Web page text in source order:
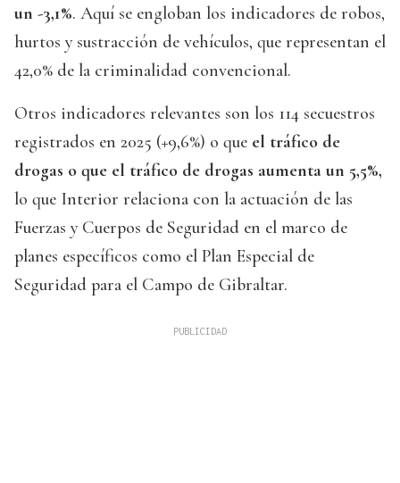
un -3,1%. Aquí se engloban los indicadores de robos,
hurtos y sustracción de vehículos, que representan el
42,0% de la criminalidad convencional.
Otros indicadores relevantes son los 114 secuestros
registrados en 2025 (+9,6%) o que el tráfico de
drogas o que el tráfico de drogas aumenta un 5,5%,
lo que Interior relaciona con la actuación de las
Fuerzas y Cuerpos de Seguridad en el marco de
planes específicos como el Plan Especial de
Seguridad para el Campo de Gibraltar.